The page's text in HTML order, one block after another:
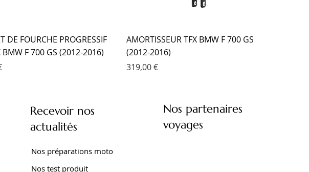
DE FOURCHE PROGRESSIF
BMW F 700 GS (2012-2016)
AMORTISSEUR TFX BMW F 700 GS
(2012-2016)
Prix
319,00 €
Recevoir nos
actualités
Nos préparations moto
Nos test produit
Nos partenaires
voyages